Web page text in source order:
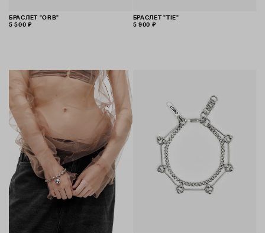
БРАСЛЕТ "ORB"
5 500 ₽
БРАСЛЕТ "TIE"
5 900 ₽